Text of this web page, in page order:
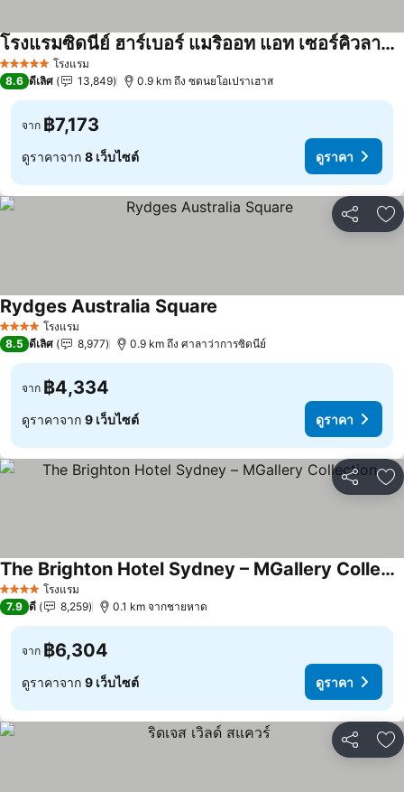
5 ดาว โรงแรม
โรงแรมซิดนีย์ ฮาร์เบอร์ แมริออท แอท เซอร์คิวลาร์ คีย์
8.6 ดีเลิศ 13,849 0.9 km ถึง ซดนยโอเปราเฮาส
จาก ฿7,173
ดูราคาจาก 8 เว็บไซต์ ดูราคา
แชร์ เ
4 ดาว โรงแรม
Rydges Australia Square
8.5 ดีเลิศ 8,977 0.9 km ถึง ศาลาว่าการซิดนีย์
จาก ฿4,334
ดูราคาจาก 9 เว็บไซต์ ดูราคา
แชร์ เ
4 ดาว โรงแรม
The Brighton Hotel Sydney – MGallery Collection
7.9 ดี 8,259 0.1 km จากชายหาด
จาก ฿6,304
ดูราคาจาก 9 เว็บไซต์ ดูราคา
แชร์ เ